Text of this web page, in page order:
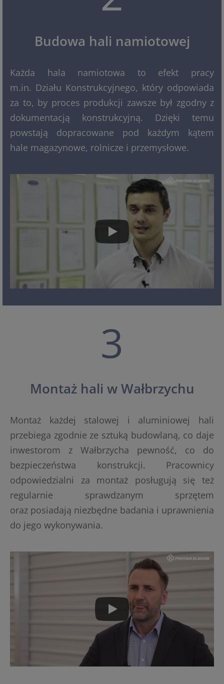
Budowa hali namiotowej
Każda hala namiotowa to efekt pracy
m.in. Działu Konstrukcyjnego, który odpowiada
za to, by proces produkcji zawsze był zgodny z
dokumentacją konstrukcyjną. Dzięki temu
powstają dopracowane pod każdym kątem
hale magazynowe, rolnicze i przemysłowe.
3
Montaż hali w Wałbrzychu
Montaż każdej stalowej i aluminiowej hali
przebiega zgodnie ze sztuką budowlaną, co daje
inwestorom z Wałbrzycha pewność, co do
bezpieczeństwa konstrukcji. Pracownicy
odpowiedzialni za montaż posługują się też
regularnie sprawdzanym sprzętem
oraz posiadają niezbędne badania i uprawnienia
do jego wykonywania.